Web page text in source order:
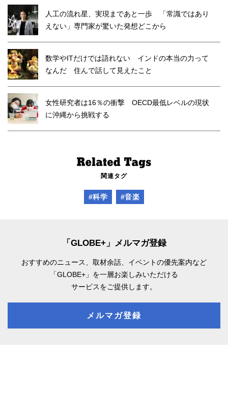
人工の流れ星、実現まであと一歩 「常識ではあり
えない」専門家が驚いた発想どこから
数学やITだけでは語れない インドの本当の力って
なんだ 住んで話して見えたこと
女性研究者は16％の衝撃 OECD最低レベルの現状
に沖縄から挑戦する
関連タグ
#科学 #音楽
「GLOBE+」メルマガ登録
おすすめのニュース、取材余話、 イベントの優先案内など
「GLOBE+」を一層お楽しみいただける
サービスをご提供します。
メルマガ登録